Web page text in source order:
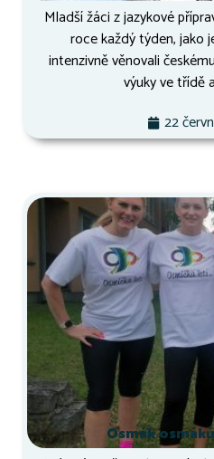
Mladší žáci z jazykové
roce každý týden, jako
intenzivně věnovali
výuky ve třídě
22
Osmák